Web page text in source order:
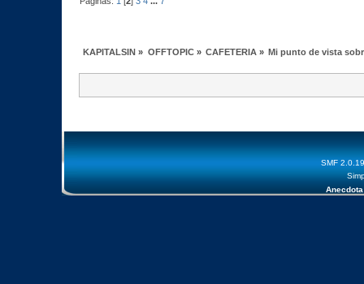
KAPITALSIN » OFFTOPIC» CAFETERIA» Mi punto de vista
SMF 2.0.19
Anecdota